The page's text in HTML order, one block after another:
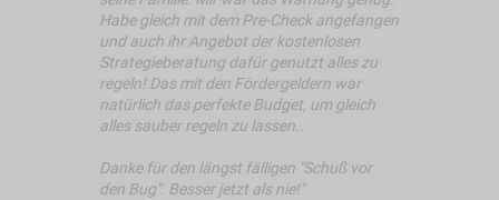
Habe gleich mit dem Pre-Check angefangen
und auch ihr Angebot der kostenlosen
Strategieberatung dafür genutzt alles zu
regeln! Das mit den Fördergeldern war
natürlich das perfekte Budget, um gleich
alles sauber regeln zu lassen..
Danke für den längst fälligen "Schuß vor
den Bug". Besser jetzt als nie!"